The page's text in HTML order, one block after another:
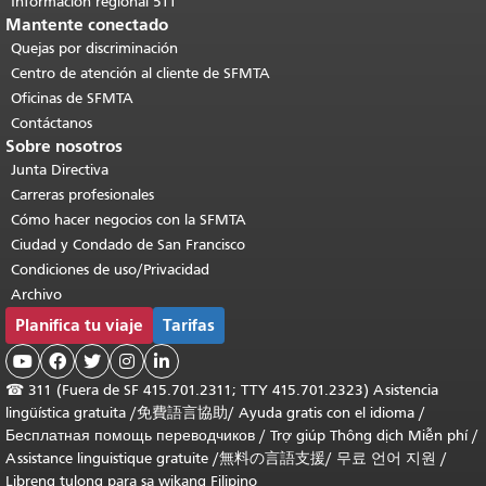
Mantente conectado
Quejas por discriminación
Centro de atención al cliente de SFMTA
Oficinas de SFMTA
Contáctanos
Sobre nosotros
Junta Directiva
Carreras profesionales
Cómo hacer negocios con la SFMTA
Ciudad y Condado de San Francisco
Condiciones de uso/Privacidad
Archivo
Planifica tu viaje Tarifas
    
☎ 311 (Fuera de SF 415.701.2311; TTY 415.701.2323) Asistencia
lingüística gratuita /免費語言協助/ Ayuda gratis con el idioma /
Бесплатная помощь переводчиков / Trợ giúp Thông dịch Miễn phí/
Assistance linguistique gratuite /無料の言語支援/ 무료 언어 지원 /
Libreng tulong para sa wikang Filipino